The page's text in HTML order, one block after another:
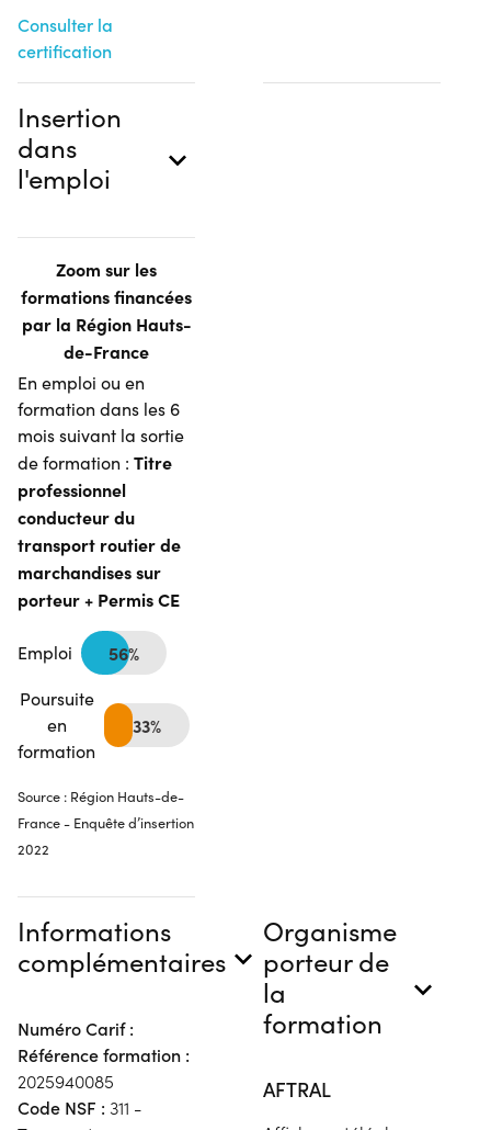
Consulter la
certification
Insertion
dans
l'emploi
Zoom sur les
formations financées
par la Région Hauts-
de-France
En emploi ou en
formation dans les 6
mois suivant la sortie
de formation : Titre
professionnel
conducteur du
transport routier de
marchandises sur
porteur + Permis CE
Emploi 56%
Poursuite
en
formation
33%
Source : Région Hauts-de-
France - Enquête d’insertion
2022
Informations
complémentaires
Numéro Carif :
Référence formation :
2025940085
Code NSF : 311 -
Organisme
porteur de
la
formation
AFTRAL